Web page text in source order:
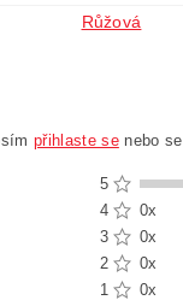
Růžová
přihlaste senebo se
5
4
0x
3
0x
2
0x
1
0x